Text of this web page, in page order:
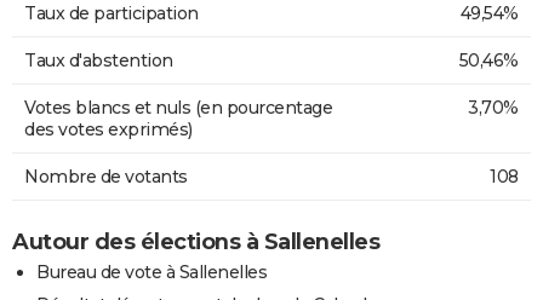
Taux de participation 49,54%
Taux d'abstention 50,46%
Votes blancs et nuls (en pourcentage
des votes exprimés)
3,70%
Nombre de votants 108
Autour des élections à Sallenelles
Bureau de vote à Sallenelles